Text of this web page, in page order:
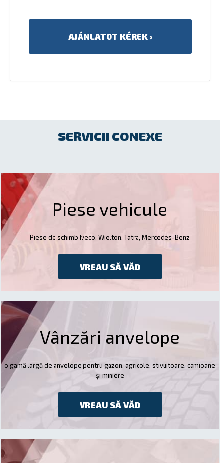
SERVICII CONEXE
Piese vehicule
Piese de schimb Iveco, Wielton, Tatra, Mercedes-Benz
VREAU SĂ VĂD
Vânzări anvelope
o gamă largă de anvelope pentru gazon, agricole, stivuitoare, camioane
și miniere
VREAU SĂ VĂD